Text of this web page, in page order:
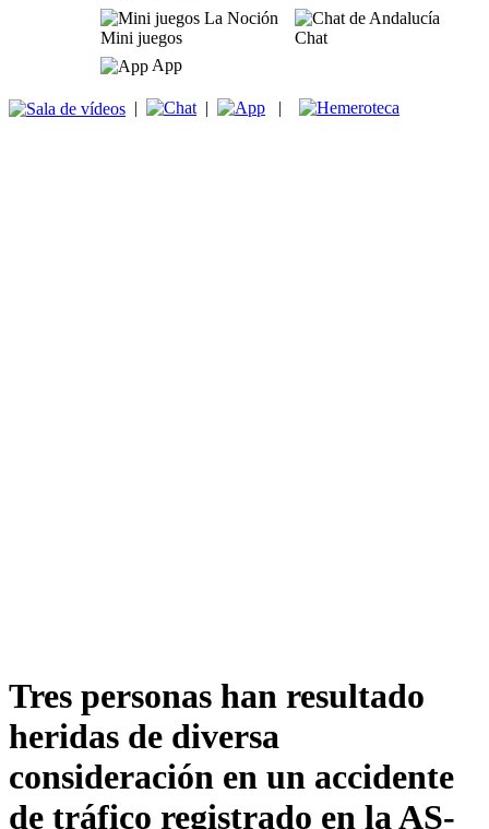
Mini juegos
Chat
App
| | |
Tres personas han resultado
heridas de diversa
consideración en un accidente
de tráfico registrado en la AS-